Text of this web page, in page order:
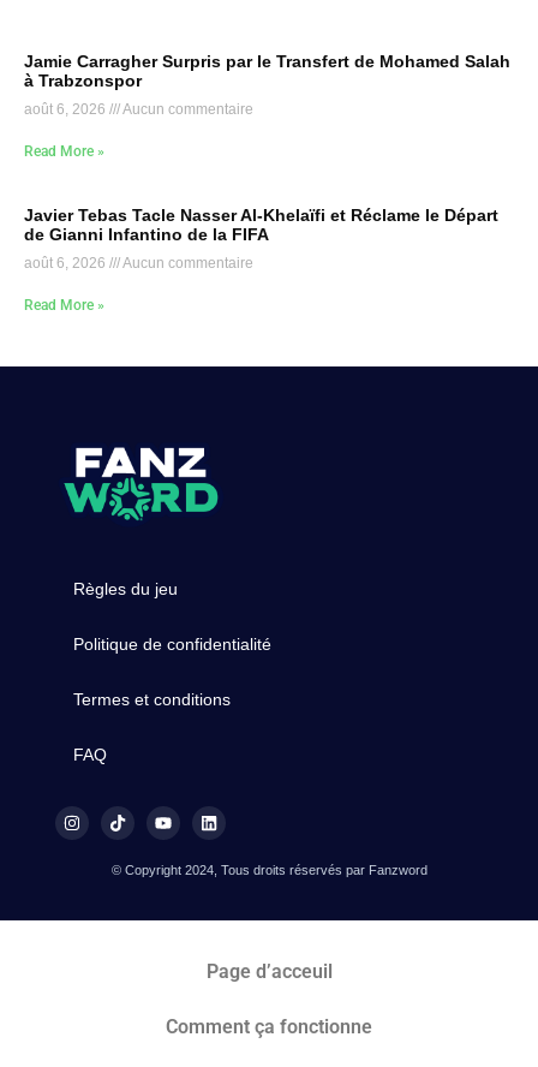
Jamie Carragher Surpris par le Transfert de Mohamed Salah
à Trabzonspor
août 6, 2026 Aucun commentaire
Read More »
Javier Tebas Tacle Nasser Al-Khelaïfi et Réclame le Départ
de Gianni Infantino de la FIFA
août 6, 2026 Aucun commentaire
Read More »
Règles du jeu
Politique de confidentialité
Termes et conditions
FAQ
© Copyright 2024, Tous droits réservés par Fanzword
Page d’acceuil
Comment ça fonctionne